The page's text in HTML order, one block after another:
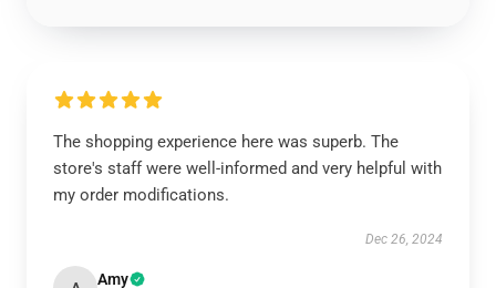
The shopping experience here was superb. The
store's staff were well-informed and very helpful with
my order modifications.
Dec 26, 2024
Amy